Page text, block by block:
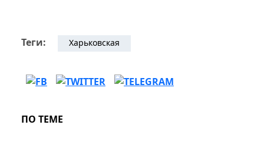
Теги: Харьковская
ПО ТЕМЕ